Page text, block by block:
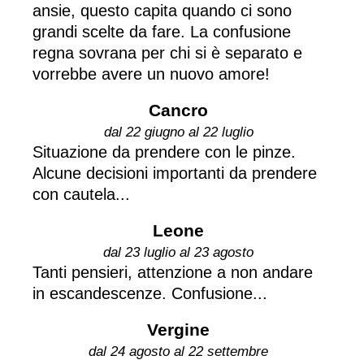
ansie, questo capita quando ci sono
grandi scelte da fare. La confusione
regna sovrana per chi si è separato e
vorrebbe avere un nuovo amore!
Cancro
dal 22 giugno al 22 luglio
Situazione da prendere con le pinze.
Alcune decisioni importanti da prendere
con cautela...
Leone
dal 23 luglio al 23 agosto
Tanti pensieri, attenzione a non andare
in escandescenze. Confusione...
Vergine
dal 24 agosto al 22 settembre